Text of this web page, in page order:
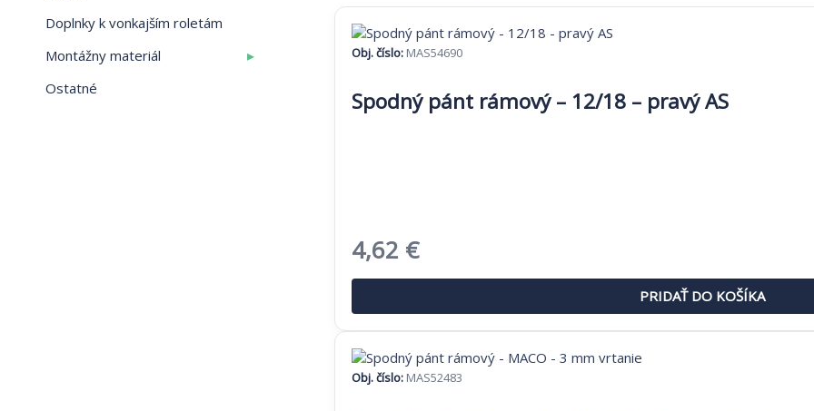
Doplnky k vonkajším roletám
Montážny materiál
▸
Ostatné
Obj. číslo: MAS54690
Spodný pánt rámový – 12/18 – pravý AS
Pôvodná
cena
bola:
7,10 €.
4,62 €Aktuálna
cena
je:
4,62 €.
PRIDAŤ DO KOŠÍKA
Obj. číslo: MAS52483